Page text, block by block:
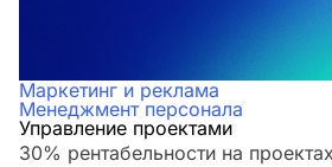
Маркетинг и реклама
Менеджмент персонала
Управление проектами
30% рентабельности на